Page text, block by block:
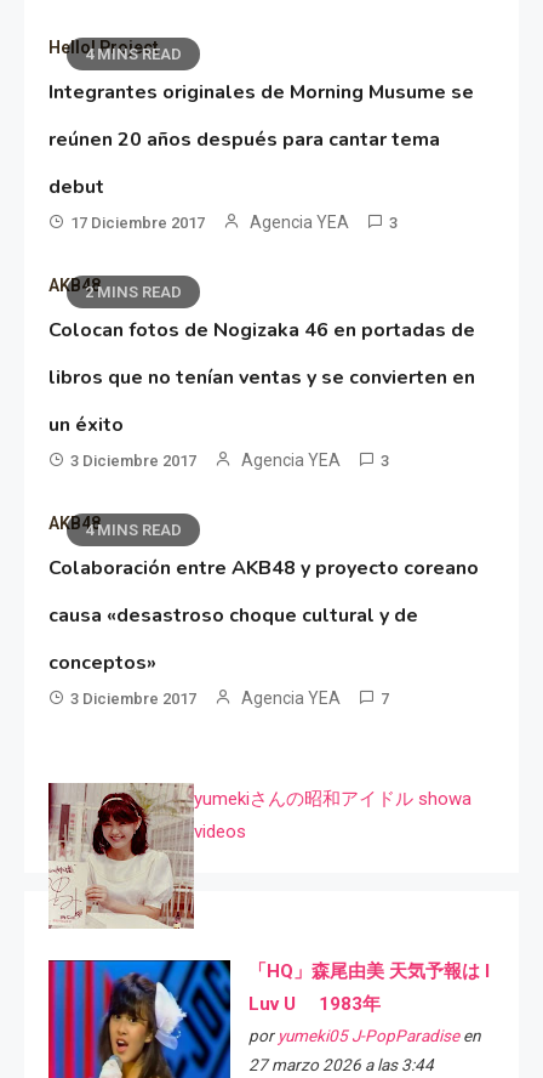
4 MINS READ
Hello! Project
Integrantes originales de Morning Musume se
reúnen 20 años después para cantar tema
debut
17 Diciembre 2017 Agencia YEA 3
2 MINS READ
AKB48
Colocan fotos de Nogizaka 46 en portadas de
libros que no tenían ventas y se convierten en
un éxito
3 Diciembre 2017 Agencia YEA 3
4 MINS READ
AKB48
Colaboración entre AKB48 y proyecto coreano
causa «desastroso choque cultural y de
conceptos»
3 Diciembre 2017 Agencia YEA 7
yumekiさんの昭和アイドル showa
videos
「HQ」森尾由美 天気予報は I
Luv U 1983年
por yumeki05 J-PopParadiseen
27 marzo 2026 a las 3:44